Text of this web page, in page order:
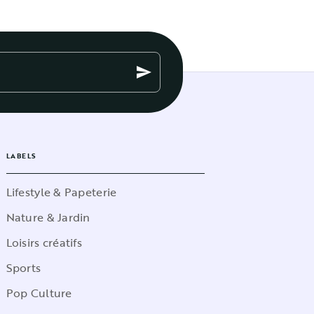
send
LABELS
Lifestyle & Papeterie
Nature & Jardin
Loisirs créatifs
Sports
Pop Culture